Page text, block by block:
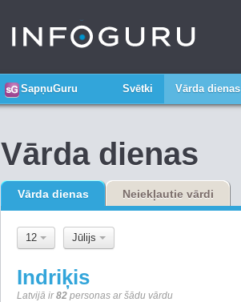
SapņuGuru Svētki Vārda dienas
Vārda dienas
Vārda dienas Neiekļautie vārdi
12 Jūlijs
Indriķis
Latvijā ir82 personas ar šādu vārdu